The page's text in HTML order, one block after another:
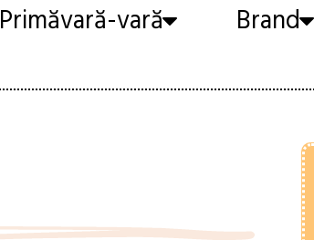
Primăvară-vară Brand